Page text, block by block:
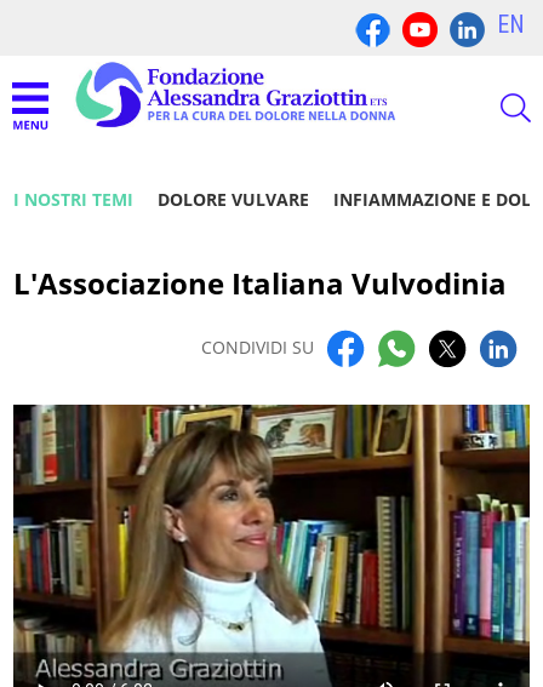
EN
I NOSTRI TEMI DOLORE VULVARE INFIAMMAZIONE E
L'Associazione Italiana Vulvodinia
CONDIVIDI SU